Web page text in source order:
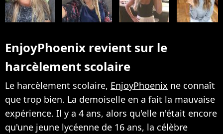
EnjoyPhoenix revient sur le
harcèlement scolaire
Le harcèlement scolaire, EnjoyPhoenix ne connaît
que trop bien. La demoiselle en a fait la mauvaise
expérience. Il y a 4 ans, alors qu'elle n'était encore
qu'une jeune lycéenne de 16 ans, la célèbre